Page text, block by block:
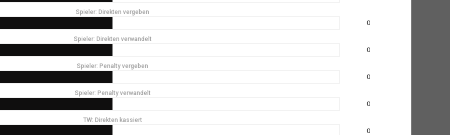
Spieler: Direkten vergeben
0
Spieler: Direkten verwandelt
0
Spieler: Penalty vergeben
0
Spieler: Penalty verwandelt
0
TW: Direkten kassiert
0